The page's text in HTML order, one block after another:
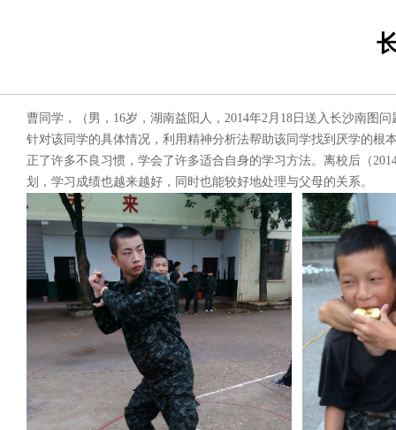
曹同学，（男，16岁，湖南益阳人，2014年2月18日送入长沙南图
针对该同学的具体情况，利用精神分析法帮助该同学找到厌学的
正了许多不良习惯，学会了许多适合自身的学习方法。离校后（
划，学习成绩也越来越好，同时也能较好地处理与父母的关系。